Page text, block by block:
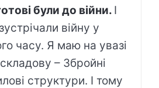
були до війни. І
війну у
часу. Я маю на увазі
– Збройні
структури. І тому